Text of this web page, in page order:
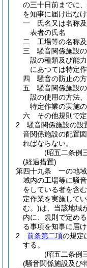
の三十日前までに
を知事に届け出な
一
氏名又は名称
表者の氏名
二
工場等の名称
三
騒音関係施設
設の種類及び能
にあつては特定
四
騒音の防止の
五
騒音関係施設
設の使用の方法
特定作業の実施
六
その他規則で
2
騒音関係施設の設
音関係施設の配置
ればならない。
(昭五二条例
(経過措置)
第四十九条
一の地
域内の工場等に騒
をしている者を含
定作業を実施して
む。)は、当該地域
内に、規則で定め
る事項を知事に届
2
前条第二項の規定
する。
(昭五二条例
(騒音関係施設及び